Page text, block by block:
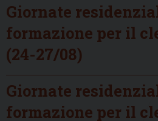
Giornate
formazione per il
(24-27/08)
Giornate
formazione per il